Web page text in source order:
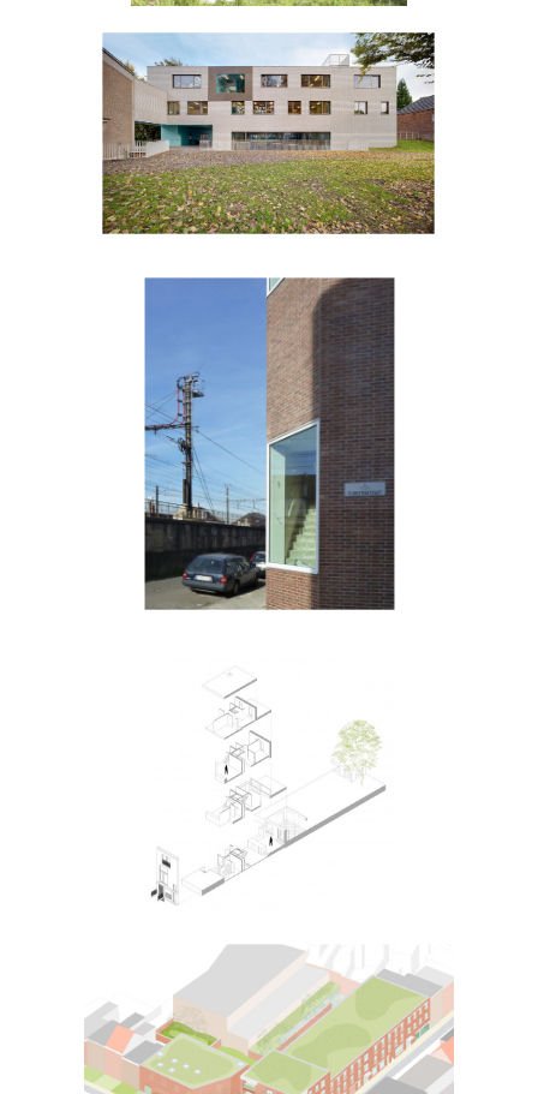
De bloesem
Frans de
coninckstraat
Kangoeroewoning Z
Sacramentskerk